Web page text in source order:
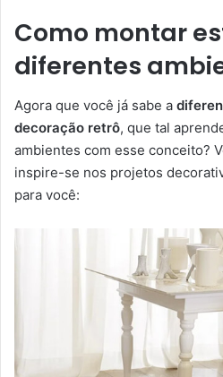
Como montar
diferentes
Agora que você já sabe a
decoração retrô, que tal
ambientes com esse conceito?
inspire-se nos projetos
para você: